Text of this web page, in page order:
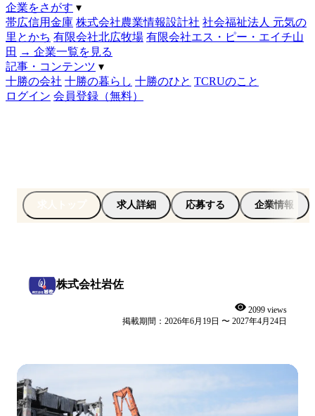
企業をさがす ▾
帯広信用金庫 株式会社農業情報設計社 社会福祉法人 元気の
里とかち 有限会社北広牧場 有限会社エス・ピー・エイチ山
田 → 企業一覧を見る
記事・コンテンツ ▾
十勝の会社 十勝の暮らし 十勝のひと TCRUのこと
ログイン 会員登録（無料）
求人詳細 応募する 企業情報
株式会社岩佐
2099 views
掲載期間：2026年6月19日 〜 2027年4月24日